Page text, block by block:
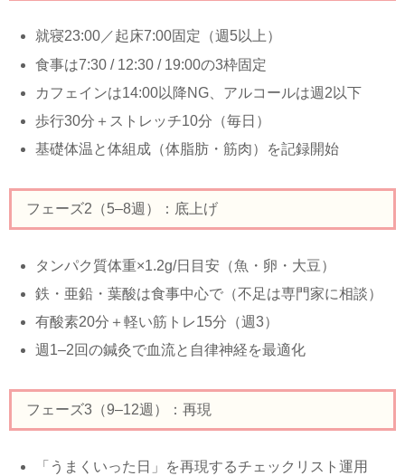
就寝23:00／起床7:00固定（週5以上）
食事は7:30 / 12:30 / 19:00の3枠固定
カフェインは14:00以降NG、アルコールは週2以下
歩行30分＋ストレッチ10分（毎日）
基礎体温と体組成（体脂肪・筋肉）を記録開始
フェーズ2（5–8週）：底上げ
タンパク質体重×1.2g/日 目安（魚・卵・大豆）
鉄・亜鉛・葉酸は食事中心で（不足は専門家に相談）
有酸素20分＋軽い筋トレ15分（週3）
週1–2回の鍼灸で血流と自律神経を最適化
フェーズ3（9–12週）：再現
「うまくいった日」を再現するチェックリスト運用